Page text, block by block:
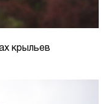
крыльев